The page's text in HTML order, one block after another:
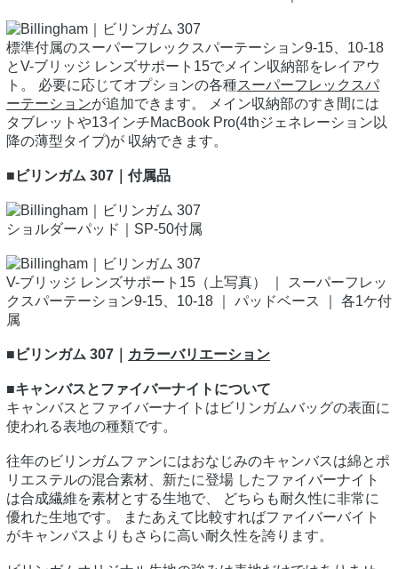
標準付属のスーパーフレックスパーテーション9-15、10-18
とV-ブリッジ レンズサポート15でメイン収納部をレイアウ
ト。 必要に応じてオプションの各種スーパーフレックスパ
ーテーションが追加できます。 メイン収納部のすき間には
タブレットや13インチMacBook Pro(4thジェネレーション以
降の薄型タイプ)が 収納できます。
■ビリンガム 307｜付属品
ショルダーパッド｜SP-50付属
V-ブリッジ レンズサポート15（上写真） ｜ スーパーフレッ
クスパーテーション9-15、10-18 ｜ パッドベース ｜ 各1ケ付
属
■ビリンガム 307｜ カラーバリエーション
■キャンバスとファイバーナイトについて
キャンバスとファイバーナイトはビリンガムバッグの表面に
使われる表地の種類です。
往年のビリンガムファンにはおなじみのキャンバスは綿とポ
リエステルの混合素材、新たに登場 したファイバーナイト
は合成繊維を素材とする生地で、 どちらも耐久性に非常に
優れた生地です。 またあえて比較すればファイバーバイト
がキャンバスよりもさらに高い耐久性を誇ります。